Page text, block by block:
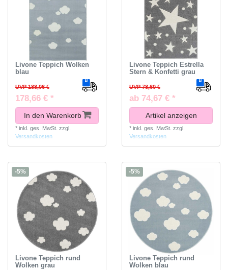
Livone Teppich Wolken
blau
UVP 188,06 €
178,66 € *
In den Warenkorb
* inkl. ges. MwSt. zzgl.
Versandkosten
Livone Teppich Estrella
Stern & Konfetti grau
UVP 78,60 €
ab 74,67 € *
Artikel anzeigen
* inkl. ges. MwSt. zzgl.
Versandkosten
-5%
Livone Teppich rund
Wolken grau
-5%
Livone Teppich rund
Wolken blau